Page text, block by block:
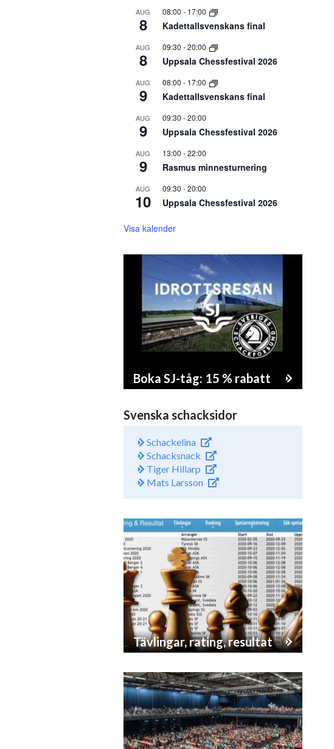
AUG
8
08:00 - 17:00
Kadettallsvenskans final
AUG
8
09:30 -20:00
Uppsala Chessfestival 2026
AUG
9
08:00 - 17:00
Kadettallsvenskans final
AUG
9
09:30 -20:00
Uppsala Chessfestival 2026
AUG
9
13:00 -22:00
Rasmus minnesturnering
AUG
10
09:30 -20:00
Uppsala Chessfestival 2026
Visa kalender
Boka SJ-tåg: 15 % rabatt
Svenska schacksidor
Schackelina
Schacksnack
Tiger Hillarp
Mats Larsson
Tävlingar, rating, resultat